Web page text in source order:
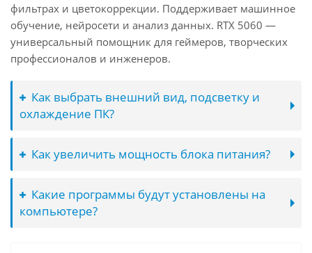
фильтрах и цветокоррекции. Поддерживает машинное
обучение, нейросети и анализ данных. RTX 5060 —
универсальный помощник для геймеров, творческих
профессионалов и инженеров.
Как выбрать внешний вид, подсветку и
охлаждение ПК?
Как увеличить мощность блока питания?
Какие программы будут установлены на
компьютере?